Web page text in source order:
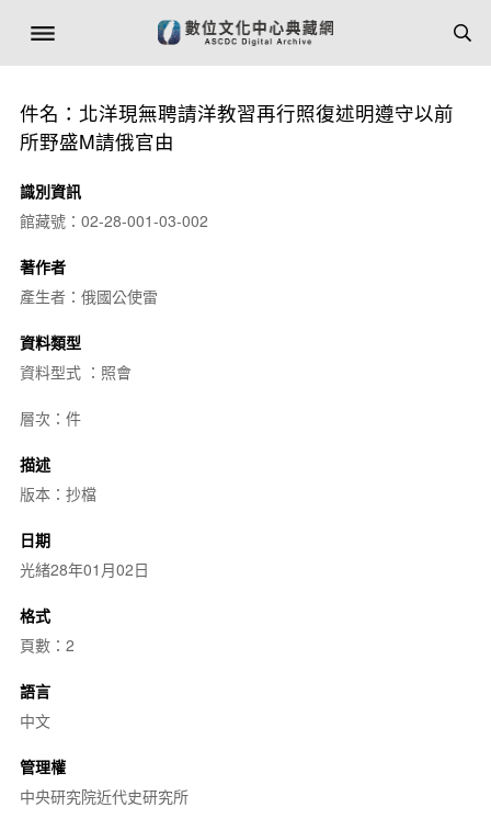
件名：北洋現無聘請洋教習再行照復述明遵守以前
所野盛M請俄官由
識別資訊
館藏號：02-28-001-03-002
著作者
產生者：俄國公使雷
資料類型
資料型式 ：照會
層次：件
描述
版本：抄檔
日期
光緒28年01月02日
格式
頁數：2
語言
中文
管理權
中央研究院近代史研究所